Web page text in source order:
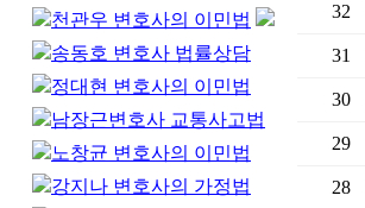
천관우 변호사의 이민법
송동호 변호사 법률상담
정대현 변호사의 이민법
남장근변호사 교통사고법
노창균 변호사의 이민법
강지나 변호사의 가정법
32
31
30
29
28